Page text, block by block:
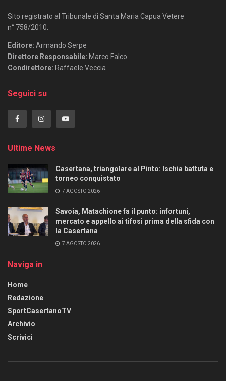
Sito registrato al Tribunale di Santa Maria Capua Vetere
n° 758/2010.
Editore: Armando Serpe
Direttore Responsabile: Marco Falco
Condirettore: Raffaele Veccia
Seguici su
Ultime News
Casertana, triangolare al Pinto: Ischia battuta e
torneo conquistato
7 AGOSTO 2026
Savoia, Matachione fa il punto: infortuni,
mercato e appello ai tifosi prima della sfida con
la Casertana
7 AGOSTO 2026
Naviga in
Home
Redazione
SportCasertanoTV
Archivio
Scrivici